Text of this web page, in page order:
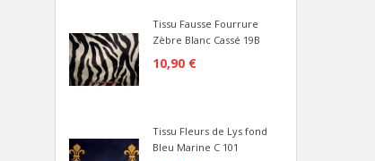
Tissu Fausse Fourrure
Zèbre Blanc Cassé 19B
10,90 €
Tissu Fleurs de Lys fond
Bleu Marine C 101